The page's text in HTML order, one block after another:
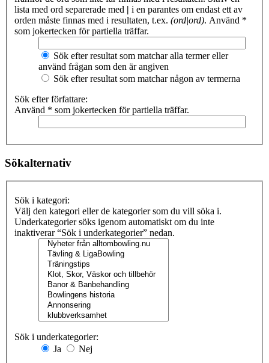
lista med ord separerade med | i en parantes om endast ett av
orden måste finnas med i resultaten, t.ex. (ord|ord). Använd *
som jokertecken för partiella träffar.
Sök efter resultat som matchar alla termer eller
använd frågan som den är angiven
Sök efter resultat som matchar någon av termerna
Sök efter författare:
Använd * som jokertecken för partiella träffar.
Sökalternativ
Sök i kategori:
Välj den kategori eller de kategorier som du vill söka i.
Underkategorier söks igenom automatiskt om du inte
inaktiverar “Sök i underkategorier” nedan.
Sök i underkategorier:
Ja
Nej